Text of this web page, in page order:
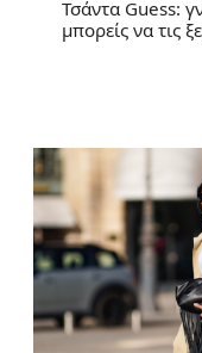
Τσάντα Guess:
μπορείς να τις